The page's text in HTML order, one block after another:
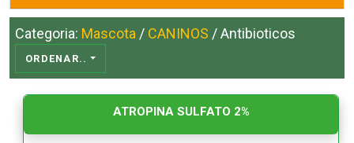
Categoria: Mascota / CANINOS / Antibioticos
ORDENAR..
ATROPINA SULFATO 2%